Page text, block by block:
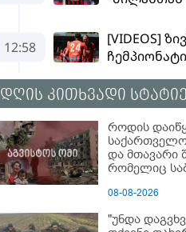
დღის კითხვადი
როდის
და მთავარი
რომელიც
08-08-2026
"უნდა